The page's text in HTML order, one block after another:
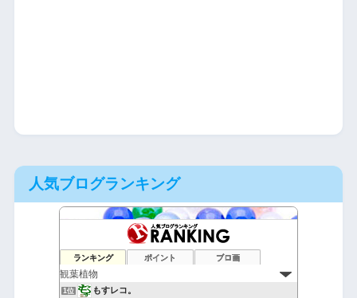
人気ブログランキング
ランキング ポイント ブロ画
1位 もすレコ。